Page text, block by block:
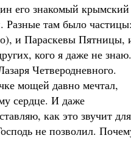
его знакомый крымский
там было частицы:
и Параскевы Пятницы,
кого я даже не знаю.
Четверодневного.
мощей давно мечтал,
сердце. И даже
как это звучит для
не позволил.